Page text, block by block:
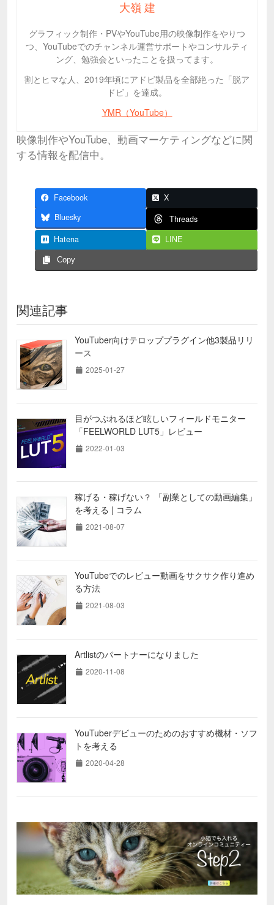
大嶺 建
グラフィック制作・PVやYouTube用の映像制作をやりつ
つ、YouTubeでのチャンネル運営サポートやコンサルティ
ング、勉強会といったことを扱ってます。
割とヒマな人、2019年頃にアドビ製品を全部絶った「脱ア
ドビ」を達成。
YMR（YouTube）
映像制作やYouTube、動画マーケティングなどに関
する情報を配信中。
Facebook
X
Bluesky
Threads
Hatena
LINE
Copy
関連記事
YouTuber向けテロッププラグイン他3製品リリ
ース
2025-01-27
目がつぶれるほど眩しいフィールドモニター
「FEELWORLD LUT5」レビュー
2022-01-03
稼げる・稼げない？ 「副業としての動画編集」
を考える | コラム
2021-08-07
YouTubeでのレビュー動画をサクサク作り進め
る方法
2021-08-03
Artlistのパートナーになりました
2020-11-08
YouTuberデビューのためのおすすめ機材・ソフ
トを考える
2020-04-28